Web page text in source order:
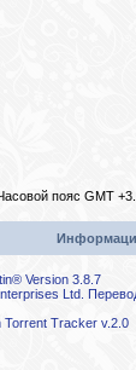
Часовой пояс GMT +3.
Version 3.8.7
Ltd.
Torrent Tracker v.2.0